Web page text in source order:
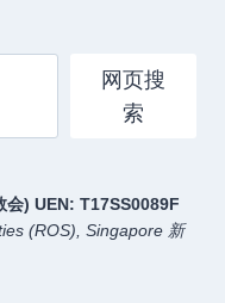
网页搜
索
会) UEN: T17SS0089F
(ROS), Singapore 新